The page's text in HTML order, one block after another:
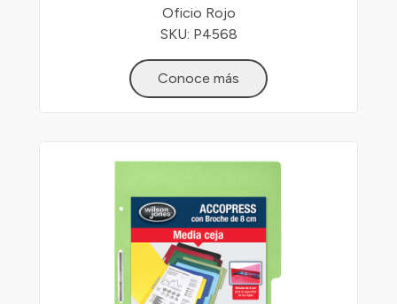
Oficio Rojo
SKU: P4568
Conoce más